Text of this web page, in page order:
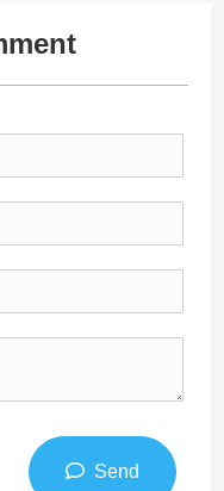
Send